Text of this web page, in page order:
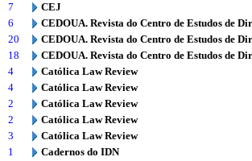
7
CEJ
6
CEDOUA. Revista do Centro de Estudos de
20
CEDOUA. Revista do Centro de Estudos de
18
CEDOUA. Revista do Centro de Estudos de
4
Católica Law Review
4
Católica Law Review
2
Católica Law Review
2
Católica Law Review
3
Católica Law Review
1
Cadernos do IDN